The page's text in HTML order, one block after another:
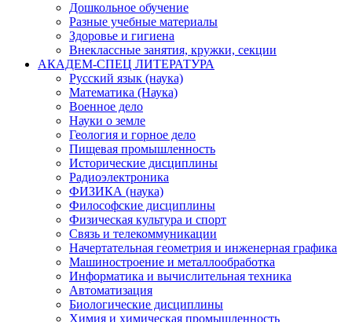
Дошкольное обучение
Разные учебные материалы
Здоровье и гигиена
Внеклассные занятия, кружки, секции
АКАДЕМ-СПЕЦ ЛИТЕРАТУРА
Русский язык (наука)
Математика (Наука)
Военное дело
Науки о земле
Геология и горное дело
Пищевая промышленность
Исторические дисциплины
Радиоэлектроника
ФИЗИКА (наука)
Философские дисциплины
Физическая культура и спорт
Связь и телекоммуникации
Начертательная геометрия и инженерная графика
Машиностроение и металлообработка
Информатика и вычислительная техника
Автоматизация
Биологические дисциплины
Химия и химическая промышленность